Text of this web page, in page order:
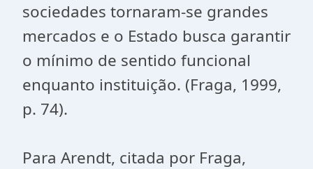
sociedades tornaram-se grandes
mercados e o Estado busca garantir
o mínimo de sentido funcional
enquanto instituição. (Fraga, 1999,
p. 74).
Para Arendt, citada por Fraga,